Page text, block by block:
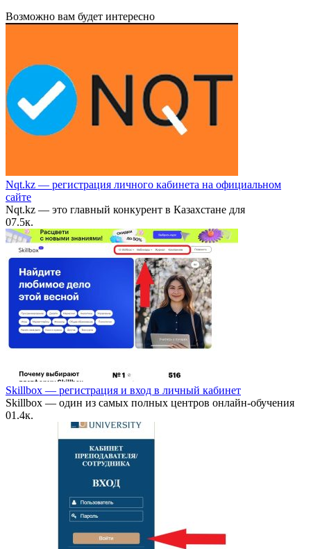
Возможно вам будет интересно
Nqt.kz — регистрация личного кабинета на официальном
сайте
Nqt.kz — это главный конкурент в Казахстане для
07.5к.
Skillbox — регистрация и вход в личный кабинет
Skillbox — один из самых полных центров онлайн-обучения
01.4к.